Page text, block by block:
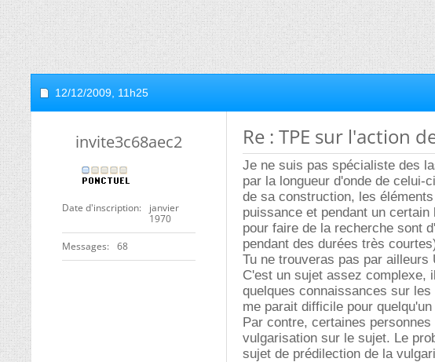
12/12/2009, 11h25
invite3c68aec2
Date d'inscription
janvier
1970
Messages 68
Re : TPE sur l'action
Je ne suis pas spécialiste des
par la longueur d'onde de celui-
de sa construction, les
puissance et pendant un
pour faire de la recherche sont
pendant des durées très
Tu ne trouveras pas par
C'est un sujet assez complexe,
quelques connaissances sur
me parait difficile pour
Par contre, certaines
vulgarisation sur le sujet. Le
sujet de prédilection de la